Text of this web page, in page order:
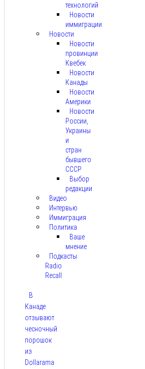
технологий
Новости
иммиграции
Новости
Новости
провинции
Квебек
Новости
Канады
Новости
Америки
Новости
России,
Украины
и
стран
бывшего
СССР
Выбор
редакции
Видео
Интервью
Иммиграция
Политика
Ваше
мнение
Подкасты
Radio
Recall
В
Канаде
отзывают
чесночный
порошок
из
Dollarama